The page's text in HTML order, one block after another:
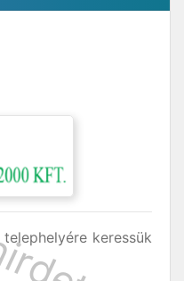
telephelyére keressük